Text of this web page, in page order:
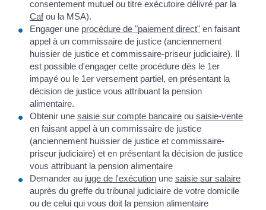
consentement mutuel ou titre exécutoire délivré par la
Cafou la MSA).
Engager une procédure de "paiement direct" en faisant
appel à un commissaire de justice (anciennement
huissier de justice et commissaire-priseur judiciaire). Il
est possible d'engager cette procédure dès le 1er
impayé ou le 1er versement partiel, en présentant la
décision de justice vous attribuant la pension
alimentaire.
Obtenir une saisie sur compte bancaire ou saisie-vente
en faisant appel à un commissaire de justice
(anciennement huissier de justice et commissaire-
priseur judiciaire) et en présentant la décision de justice
vous attribuant la pension alimentaire
Demander au juge de l'exécution une saisie sur salaire
auprès du greffe du tribunal judiciaire de votre domicile
ou de celui qui vous doit la pension alimentaire